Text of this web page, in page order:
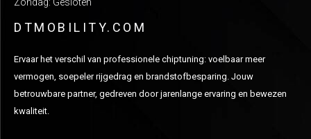
Zondag: Gesloten
DTMOBILITY.COM
Ervaar het verschil van professionele chiptuning: voelbaar meer
vermogen, soepeler rijgedrag en brandstofbesparing. Jouw
betrouwbare partner, gedreven door jarenlange ervaring en bewezen
kwaliteit.